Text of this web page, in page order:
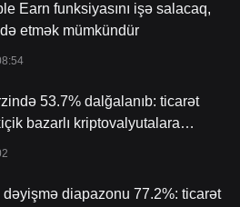
Earn funksiyasını işə salacaq,
etmək mümkündür
53.7% dalğalanıb: ticarət
bazarlı kriptovalyutalara
dəyişmə diapazonu 77.2%: ticarət